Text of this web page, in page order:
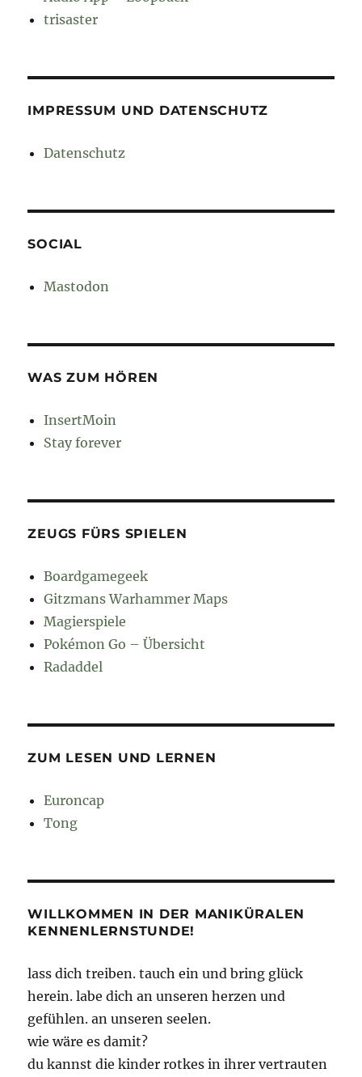
trisaster
IMPRESSUM UND DATENSCHUTZ
Datenschutz
SOCIAL
Mastodon
WAS ZUM HÖREN
InsertMoin
Stay forever
ZEUGS FÜRS SPIELEN
Boardgamegeek
Gitzmans Warhammer Maps
Magierspiele
Pokémon Go – Übersicht
Radaddel
ZUM LESEN UND LERNEN
Euroncap
Tong
WILLKOMMEN IN DER MANIKÜRALEN
KENNENLERNSTUNDE!
lass dich treiben. tauch ein und bring glück
herein. labe dich an unseren herzen und
gefühlen. an unseren seelen.
wie wäre es damit?
du kannst die kinder rotkes in ihrer vertrauten